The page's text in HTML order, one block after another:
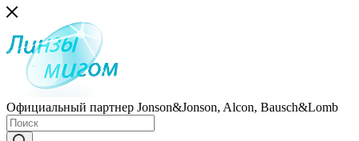
Официальный партнер Jonson&Jonson, Alcon, Bausch&Lomb